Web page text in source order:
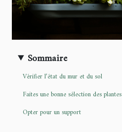
Sommaire
Vérifier l’état du mur et du sol
Faites une bonne sélection des plantes
Opter pour un support